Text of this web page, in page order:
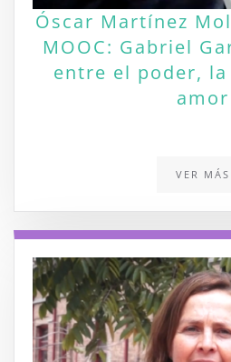
Óscar Martínez
MOOC: Gabriel
entre el poder,
amor
VER MÁS